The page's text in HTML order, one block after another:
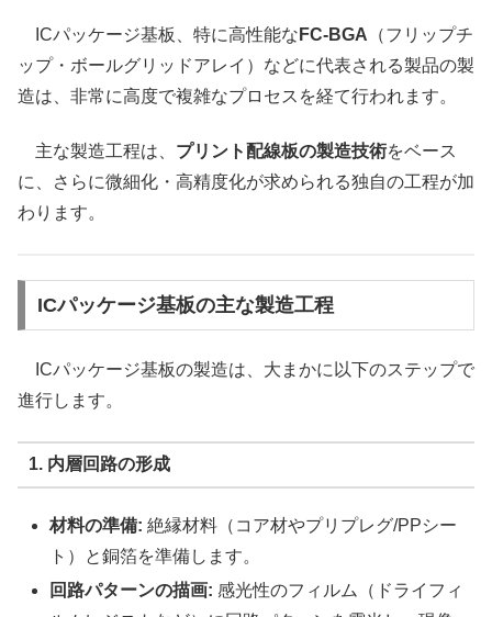
ICパッケージ基板、特に高性能な FC-BGA （フリップチ
ップ・ボールグリッドアレイ）などに代表される製品の製
造は、非常に高度で複雑なプロセスを経て行われます。
主な製造工程は、 プリント配線板の製造技術をベース
に、さらに微細化・高精度化が求められる独自の工程が加
わります。
ICパッケージ基板の主な製造工程
ICパッケージ基板の製造は、大まかに以下のステップで
進行します。
1. 内層回路の形成
材料の準備: 絶縁材料（コア材やプリプレグ/PPシー
ト）と銅箔を準備します。
回路パターンの描画: 感光性のフィルム（ドライフィ